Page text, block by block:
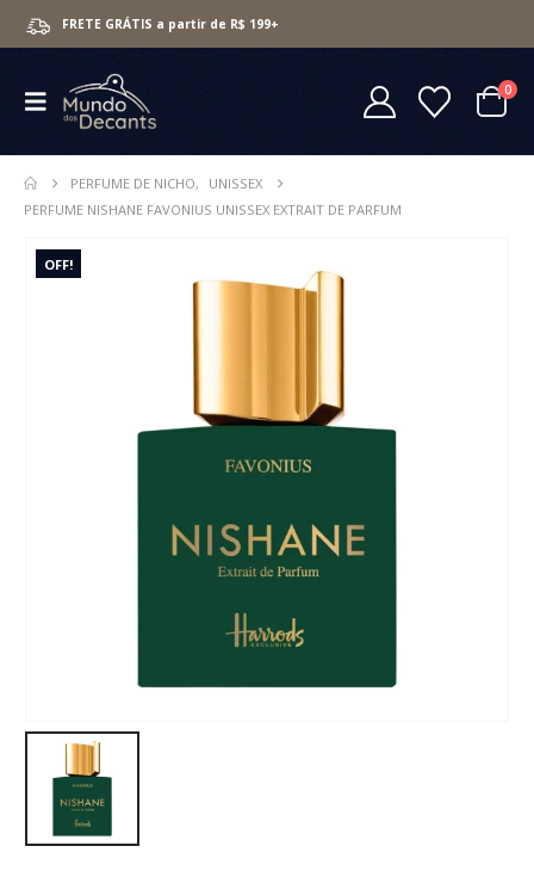
FRETE GRÁTIS a partir de R$ 199+
0
PERFUME DE NICHO,
UNISSEX
PERFUME NISHANE FAVONIUS UNISSEX EXTRAIT DE PARFUM
OFF!